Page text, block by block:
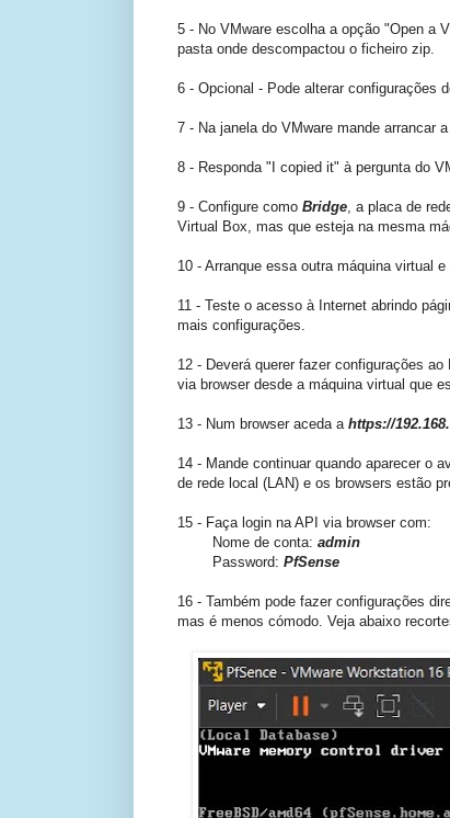
5 - No VMware escolha a opção "Open a
pasta onde descompactou o ficheiro zip.
6 - Opcional - Pode alterar configurações
7 - Na janela do VMware mande arrancar
8 - Responda "I copied it" à pergunta do
9 - Configure como Bridge, a placa de
Virtual Box, mas que esteja na mesma
10 - Arranque essa outra máquina virtual
11 - Teste o acesso à Internet abrindo
mais configurações.
12 - Deverá querer fazer configurações
via browser desde a máquina virtual que
13 - Num browser aceda a https://
14 - Mande continuar quando aparecer o
de rede local (LAN) e os browsers estão
15 - Faça login na API via browser com:
Nome de conta: admin
Password: PfSense
16 - Também pode fazer configurações
mas é menos cómodo. Veja abaixo